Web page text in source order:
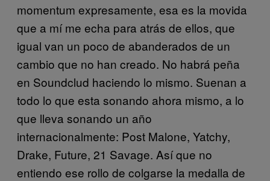
momentum expresamente, esa es la movida
que a mí me echa para atrás de ellos, que
igual van un poco de abanderados de un
cambio que no han creado. No habrá peña
en Soundclud haciendo lo mismo. Suenan a
todo lo que esta sonando ahora mismo, a lo
que lleva sonando un año
internacionalmente: Post Malone, Yatchy,
Drake, Future, 21 Savage. Así que no
entiendo ese rollo de colgarse la medalla de